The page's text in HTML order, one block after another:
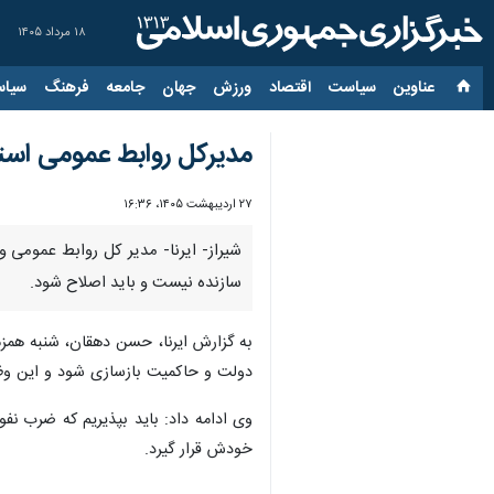
۱۸ مرداد ۱۴۰۵
عناوین‌ سیاست اقتصاد ورزش جهان جامعه فرهنگ
مدیرکل روابط عمومی
۲۷ اردیبهشت ۱۴۰۵، ۱۶:۳۶
شیراز- ایرنا- مدیر کل روابط
سازنده نیست و باید اصلاح شود.
به گزارش ایرنا، حسن دهقان، شنبه
دولت و حاکمیت بازسازی شود و این
وی ادامه داد: باید بپذیریم که ضرب
خودش قرار گیرد.